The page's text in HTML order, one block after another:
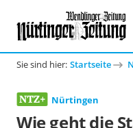
Sie sind hier: Startseite
Nürtingen
Wie geht die